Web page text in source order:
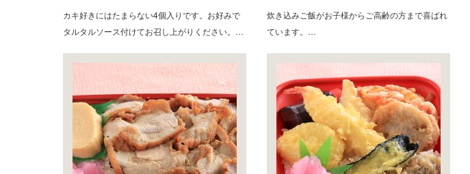
カキ好きにはたまらない4個入りです。お好みで
タルタルソース付けてお召し上がりください。…
炊き込みご飯がお子様からご高齢の方まで喜ばれ
ています。…